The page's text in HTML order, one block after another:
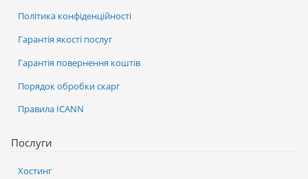
Послуги
Хостинг
Політика конфіденційності
Гарантія якості послуг
Гарантія повернення коштів
Порядок обробки скарг
Правила ICANN